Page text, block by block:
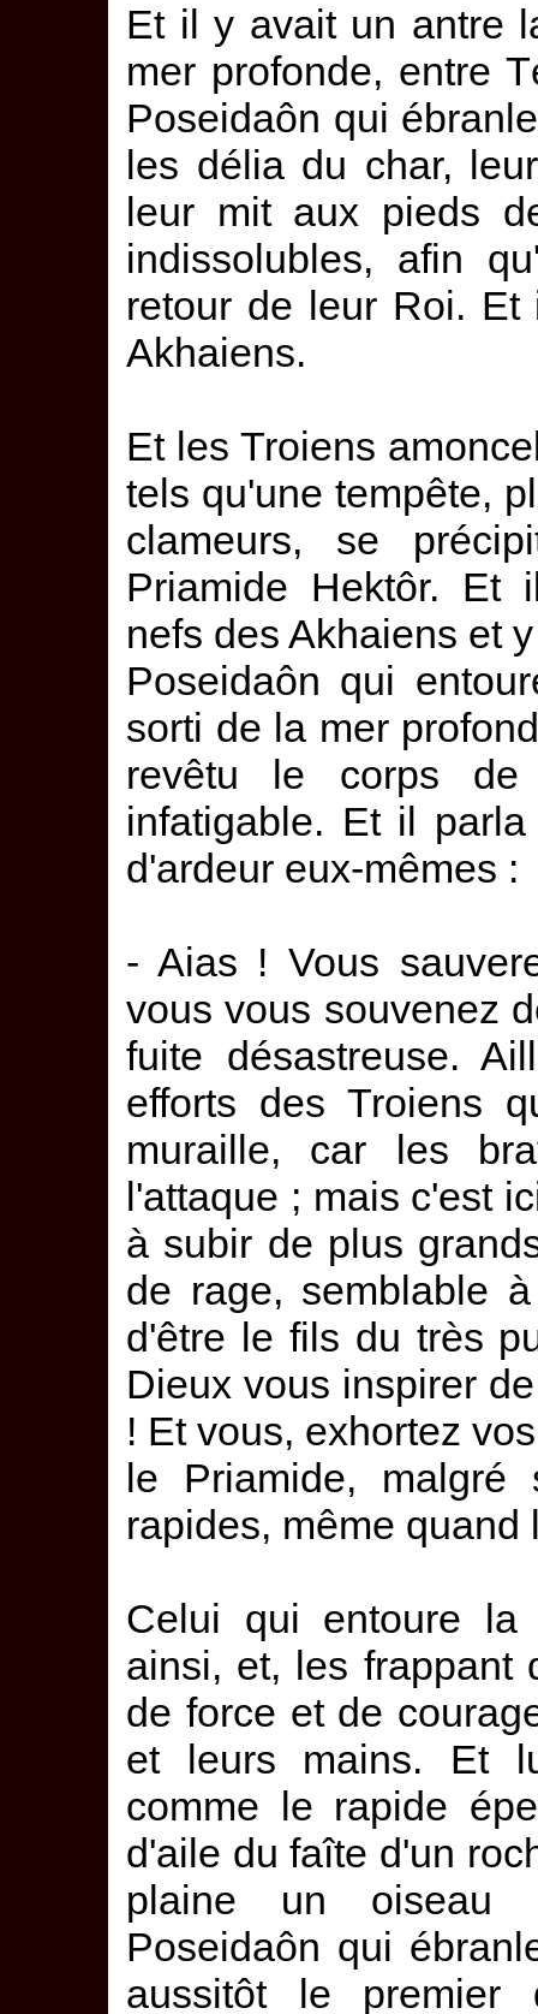
Et il y avait un antre
mer profonde, entre
Poseidaôn qui
les délia du char,
leur mit aux pieds
indissolubles, afin
retour de leur Roi. Et
Akhaiens.
Et les Troiens
tels qu'une tempête,
clameurs, se
Priamide Hektôr. Et
nefs des Akhaiens et
Poseidaôn qui
sorti de la mer
revêtu le corps
infatigable. Et il
d'ardeur eux-mêmes :
- Aias ! Vous
vous vous souvenez
fuite désastreuse.
efforts des Troiens
muraille, car les
l'attaque ; mais c'est
à subir de plus
de rage, semblable
d'être le fils du très
Dieux vous inspirer
! Et vous, exhortez
le Priamide,
rapides, même
Celui qui entoure
ainsi, et, les frappant
de force et de
et leurs mains. Et
comme le rapide
d'aile du faîte d'un
plaine un oiseau
Poseidaôn qui
aussitôt le